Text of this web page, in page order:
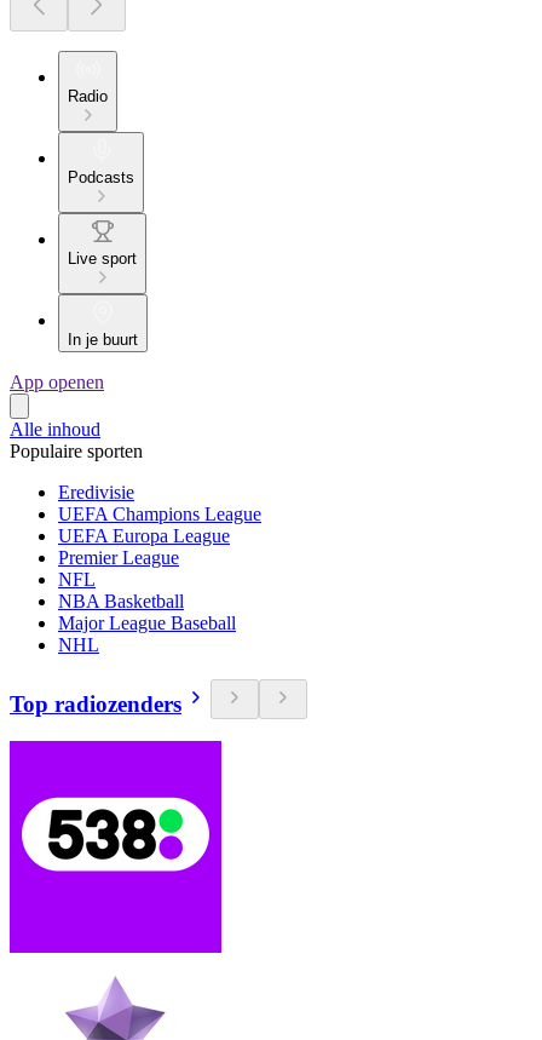
Radio
Podcasts
Live sport
In je buurt
App openen
Alle inhoud
Populaire sporten
Eredivisie
UEFA Champions League
UEFA Europa League
Premier League
NFL
NBA Basketball
Major League Baseball
NHL
Top radiozenders